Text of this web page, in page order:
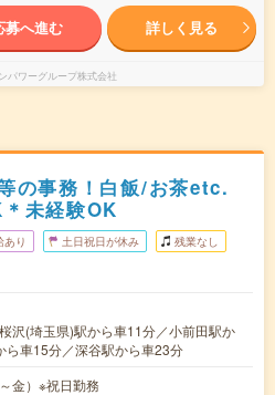
募へ進む 詳しく見る
パワーグループ株式会社
の事務！白飯/お茶etc.
未経験OK
あり 土日祝日が休み 残業なし
沢(埼玉県)駅から車11分／小前田駅か
ら車15分／深谷駅から車23分
金）※祝日勤務